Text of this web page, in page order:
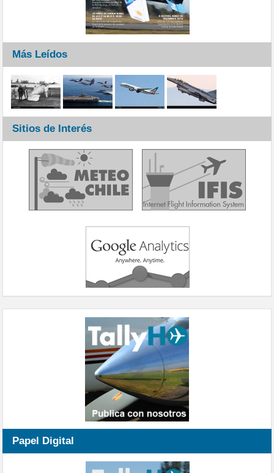
Más Leídos
Sitios de Interés
Papel Digital